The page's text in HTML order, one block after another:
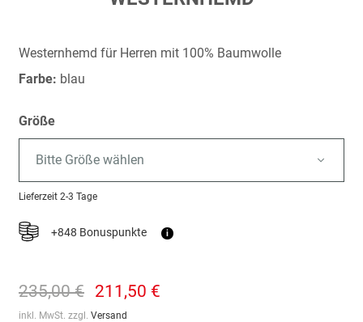
springen
Westernhemd für Herren mit 100% Baumwolle
Farbe: blau
Größe
Bitte Größe wählen
Lieferzeit 2-3 Tage
+848 Bonuspunkte i
235,00 € 211,50 €
inkl. MwSt. zzgl. Versand